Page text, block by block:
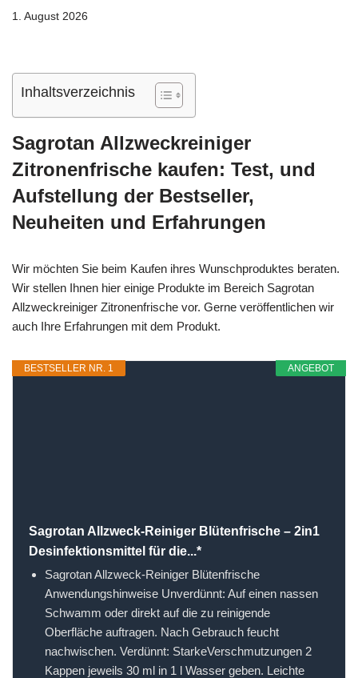
1. August 2026
Inhaltsverzeichnis
Sagrotan Allzweckreiniger
Zitronenfrische kaufen: Test, und
Aufstellung der Bestseller,
Neuheiten und Erfahrungen
Wir möchten Sie beim Kaufen ihres Wunschproduktes beraten.
Wir stellen Ihnen hier einige Produkte im Bereich Sagrotan
Allzweckreiniger Zitronenfrische vor. Gerne veröffentlichen wir
auch Ihre Erfahrungen mit dem Produkt.
ANGEBOT
BESTSELLER NR. 1
Sagrotan Allzweck-Reiniger Blütenfrische – 2in1
Desinfektionsmittel für die...*
Sagrotan Allzweck-Reiniger Blütenfrische
Anwendungshinweise Unverdünnt: Auf einen nassen
Schwamm oder direkt auf die zu reinigende
Oberfläche auftragen. Nach Gebrauch feucht
nachwischen. Verdünnt: StarkeVerschmutzungen 2
Kappen jeweils 30 ml in 1 l Wasser geben. Leichte